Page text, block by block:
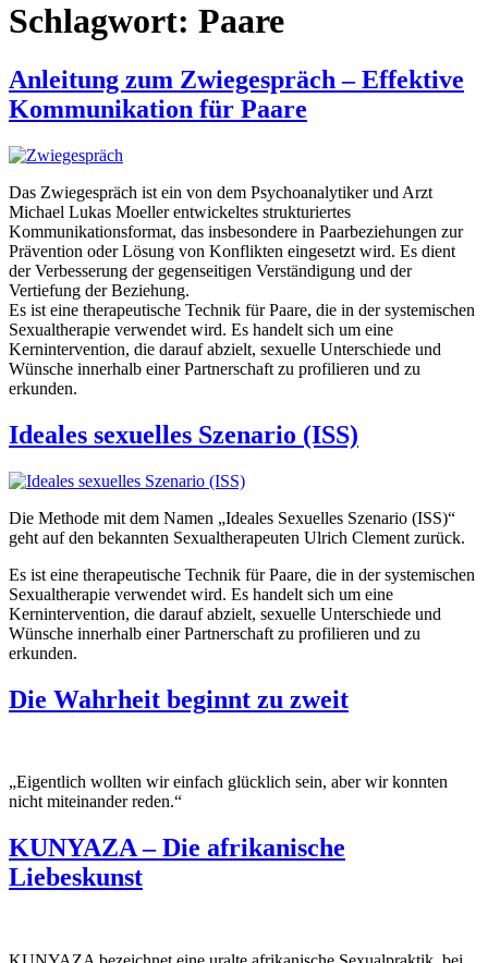
Schlagwort: Paare
Anleitung zum Zwiegespräch – Effektive
Kommunikation für Paare
Das Zwiegespräch ist ein von dem Psychoanalytiker und Arzt
Michael Lukas Moeller entwickeltes strukturiertes
Kommunikationsformat, das insbesondere in Paarbeziehungen zur
Prävention oder Lösung von Konflikten eingesetzt wird. Es dient
der Verbesserung der gegenseitigen Verständigung und der
Vertiefung der Beziehung.
Es ist eine therapeutische Technik für Paare, die in der systemischen
Sexualtherapie verwendet wird. Es handelt sich um eine
Kernintervention, die darauf abzielt, sexuelle Unterschiede und
Wünsche innerhalb einer Partnerschaft zu profilieren und zu
erkunden.
Ideales sexuelles Szenario (ISS)
Die Methode mit dem Namen „Ideales Sexuelles Szenario (ISS)“
geht auf den bekannten Sexualtherapeuten Ulrich Clement zurück.
Es ist eine therapeutische Technik für Paare, die in der systemischen
Sexualtherapie verwendet wird. Es handelt sich um eine
Kernintervention, die darauf abzielt, sexuelle Unterschiede und
Wünsche innerhalb einer Partnerschaft zu profilieren und zu
erkunden.
Die Wahrheit beginnt zu zweit
„Eigentlich wollten wir einfach glücklich sein, aber wir konnten
nicht miteinander reden.“
KUNYAZA – Die afrikanische
Liebeskunst